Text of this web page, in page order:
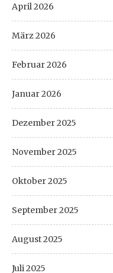
April 2026
März 2026
Februar 2026
Januar 2026
Dezember 2025
November 2025
Oktober 2025
September 2025
August 2025
Juli 2025